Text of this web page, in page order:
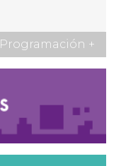
Programación +